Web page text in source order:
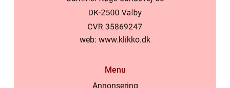
web: www.klikko.dk
Menu
Annonsering